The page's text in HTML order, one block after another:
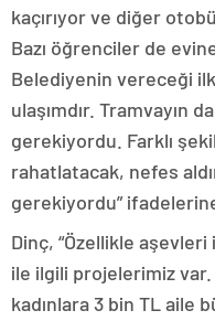
kaçırıyor ve diğer
Bazı öğrenciler de
Belediyenin vereceği
ulaşımdır. Tramvayın
gerekiyordu. Farklı
rahatlatacak, nefes
gerekiyordu”
Dinç, “Özellikle
ile ilgili projelerimiz var.
kadınlara 3 bin TL aile